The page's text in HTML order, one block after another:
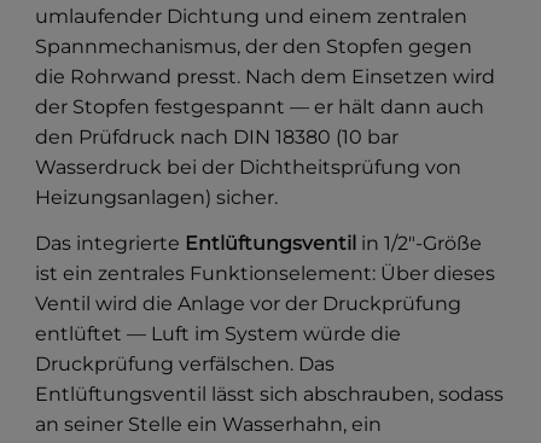
umlaufender Dichtung und einem zentralen
Spannmechanismus, der den Stopfen gegen
die Rohrwand presst. Nach dem Einsetzen wird
der Stopfen festgespannt — er hält dann auch
den Prüfdruck nach DIN 18380 (10 bar
Wasserdruck bei der Dichtheitsprüfung von
Heizungsanlagen) sicher.
Das integrierte Entlüftungsventil in 1/2″-Größe
ist ein zentrales Funktionselement: Über dieses
Ventil wird die Anlage vor der Druckprüfung
entlüftet — Luft im System würde die
Druckprüfung verfälschen. Das
Entlüftungsventil lässt sich abschrauben, sodass
an seiner Stelle ein Wasserhahn, ein